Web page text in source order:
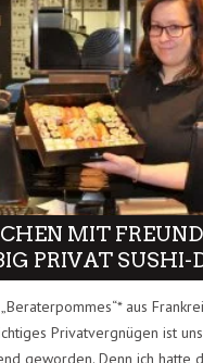
MIT
PRIVAT SUSHI-
aus
Privatvergnügen ist
geworden. Denn ich hatte